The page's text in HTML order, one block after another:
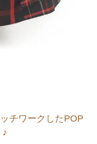
チワークしたPOP
♪